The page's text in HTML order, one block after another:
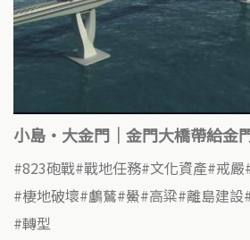
小島‧大金門｜金門大橋帶給金
823砲戰 戰地任務 文化資產 戒嚴
棲地破壞 鸕鶿 鱟 高粱 離島建設
轉型